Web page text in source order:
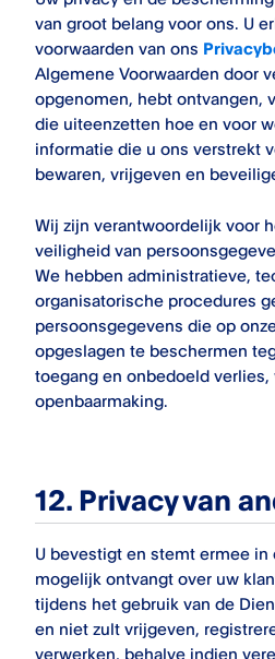
van groot belang voor ons. U
voorwaarden van ons
Algemene Voorwaarden door
opgenomen, hebt ontvangen,
die uiteenzetten hoe en voor
informatie die u ons verstrekt
bewaren, vrijgeven en
Wij zijn verantwoordelijk voor
veiligheid van
We hebben administratieve,
organisatorische procedures
persoonsgegevens die op
opgeslagen te beschermen
toegang en onbedoeld
openbaarmaking.
12. Privacy van
U bevestigt en stemt ermee in
mogelijk ontvangt over uw
tijdens het gebruik van de
en niet zult vrijgeven,
verwerken, behalve indien